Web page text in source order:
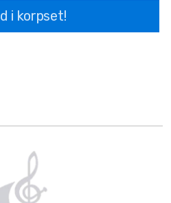
i korpset!